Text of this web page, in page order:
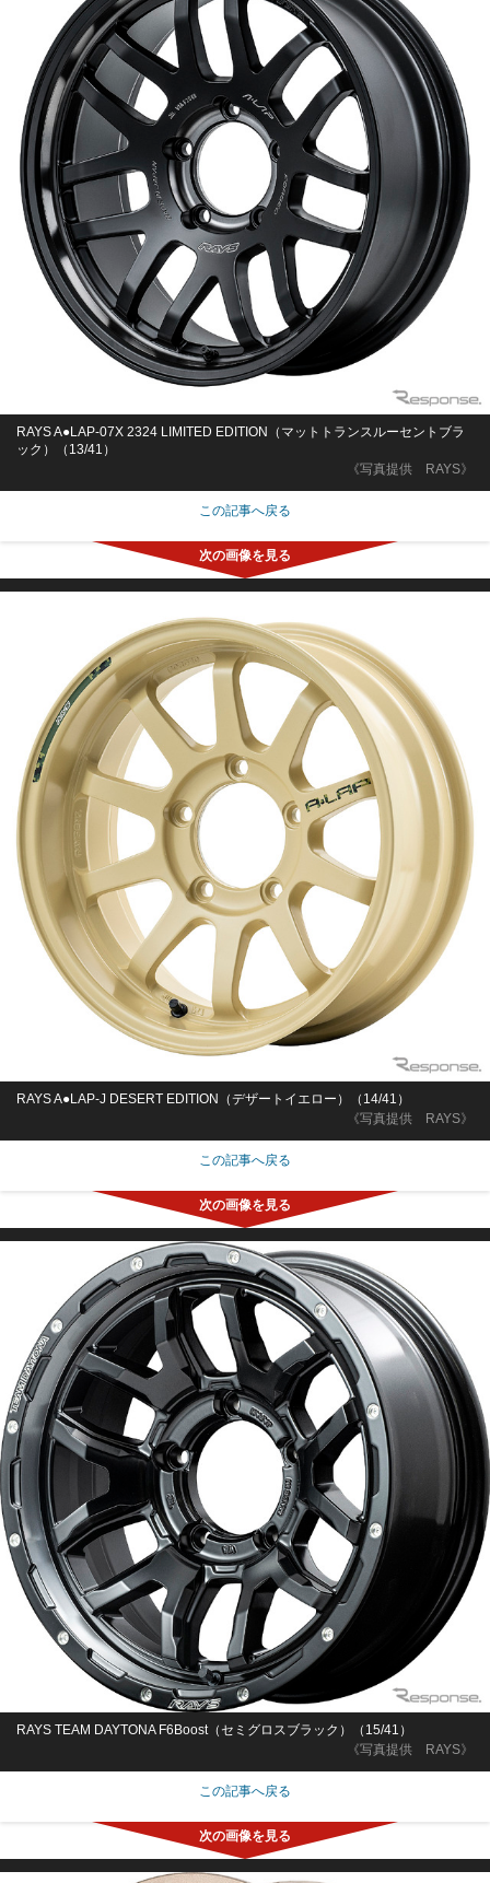
《写真提供 RAYS》
RAYS A●LAP-07X 2324 LIMITED EDITION（マットトランスルーセントブラ
ック）（13/41）
この記事へ戻る
《写真提供 RAYS》
RAYS A●LAP-J DESERT EDITION（デザートイエロー）（14/41）
この記事へ戻る
《写真提供 RAYS》
RAYS TEAM DAYTONA F6Boost（セミグロスブラック）（15/41）
この記事へ戻る